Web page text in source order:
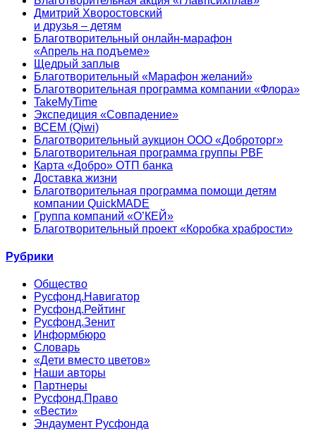
Дмитрий Хворостовский
и друзья – детям
Благотворительный онлайн‑марафон
«Апрель на подъеме»
Щедрый заплыв
Благотворительный «Марафон желаний»
Благотворительная программа компании «Флора»
TakeMyTime
Экспедиция «Совпадение»
ВСЕМ (Qiwi)
Благотворительный аукцион ООО «Доброторг»
Благотворительная программа группы PBF
Карта «Добро» ОТП банка
Доставка жизни
Благотворительная программа помощи детям
компании QuickMADE
Группа компаний «О’КЕЙ»
Благотворительный проект «Коробка храбрости»
Рубрики
Общество
Русфонд.Навигатор
Русфонд.Рейтинг
Русфонд.Зенит
Информбюро
Словарь
«Дети вместо цветов»
Наши авторы
Партнеры
Русфонд.Право
«Вести»
Эндаумент Русфонда